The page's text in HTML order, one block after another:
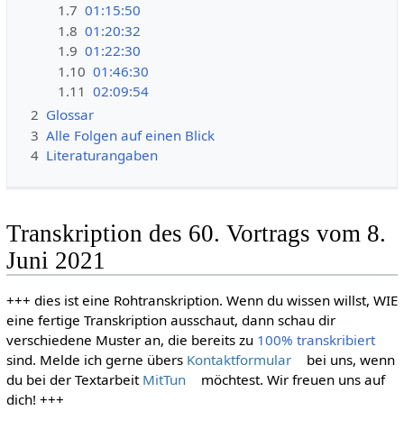
1.7 01:15:50
1.8 01:20:32
1.9 01:22:30
1.10 01:46:30
1.11 02:09:54
2 Glossar
3 Alle Folgen auf einen Blick
4 Literaturangaben
Transkription des 60. Vortrags vom 8.
Juni 2021
+++ dies ist eine Rohtranskription. Wenn du wissen willst, WIE
eine fertige Transkription ausschaut, dann schau dir
verschiedene Muster an, die bereits zu 100% transkribiert
sind. Melde ich gerne übers Kontaktformular
bei uns, wenn
du bei der Textarbeit MitTun
möchtest. Wir freuen uns auf
dich! +++